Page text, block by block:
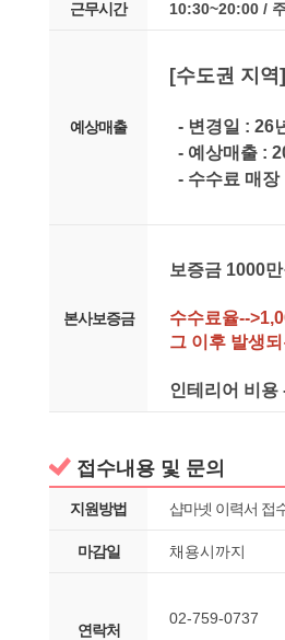
근무시간 10:30~20:00 /
예상매출
[수도권 지역]
- 변경일 : 26
- 예상매출 :
- 수수료 매장
본사보증금
보증금 1000
수수료율--
그 이후 발생
인테리어 비용
접수내용 및 문의
지원방법 샵마넷 이력서 접
마감일 채용시까지
연락처
02-759-0737